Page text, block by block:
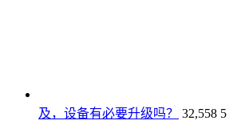
及，设备有必要升级吗？
32,558 5